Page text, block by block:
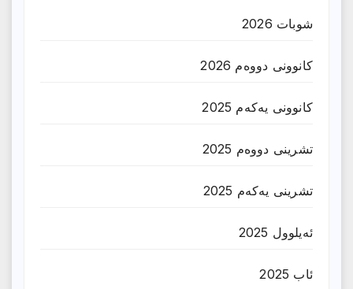
شوبات 2026
کانوونی دووەم 2026
کانوونی یەکەم 2025
تشرینی دووەم 2025
تشرینی یەکەم 2025
ئەیلوول 2025
ئاب 2025